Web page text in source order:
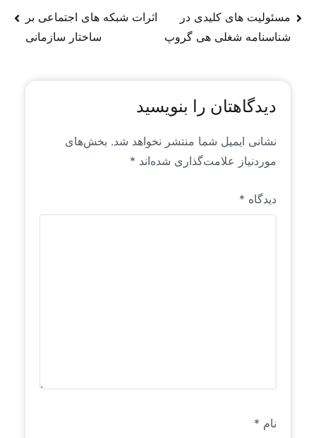
از روندها و سیگنال‌های موجود در فضای جهانی منابع
انسانی است که خاص رایان راهبرد است. این محتواها
مسئولیت های کلیدی در
شناسنامه شغلی هی گروپ
اثرات شبکه های اجتماعی بر
ساختار سازمانی
دیدگاهتان را بنویسید
نشانی ایمیل شما منتشر نخواهد شد. بخش‌های
موردنیاز علامت‌گذاری شده‌اند *
دیدگاه *
نام *